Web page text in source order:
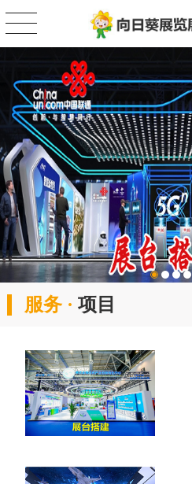
服务 ·项目